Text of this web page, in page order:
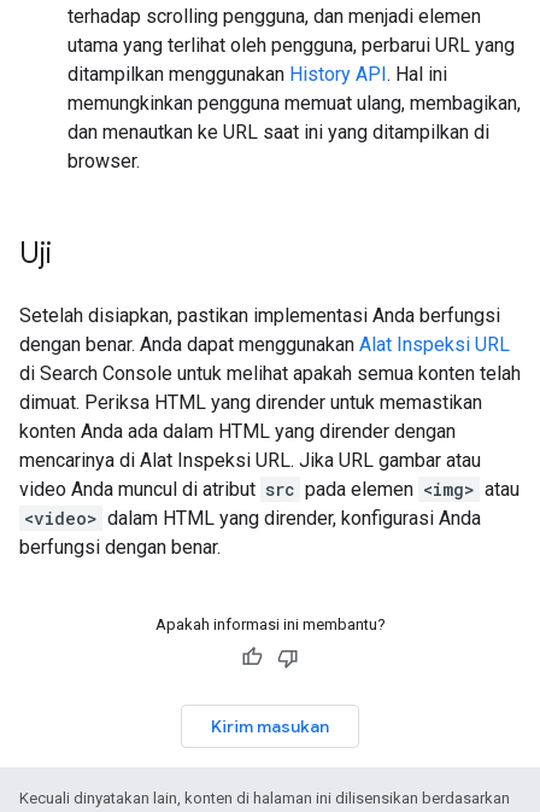
terhadap scrolling pengguna, dan menjadi elemen
utama yang terlihat oleh pengguna, perbarui URL yang
ditampilkan menggunakan History API. Hal ini
memungkinkan pengguna memuat ulang, membagikan,
dan menautkan ke URL saat ini yang ditampilkan di
browser.
Uji
Setelah disiapkan, pastikan implementasi Anda berfungsi
dengan benar. Anda dapat menggunakan Alat Inspeksi URL
di Search Console untuk melihat apakah semua konten telah
dimuat. Periksa HTML yang dirender untuk memastikan
konten Anda ada dalam HTML yang dirender dengan
mencarinya di Alat Inspeksi URL. Jika URL gambar atau
video Anda muncul di atribut src pada elemen <img> atau
<video> dalam HTML yang dirender, konfigurasi Anda
berfungsi dengan benar.
Apakah informasi ini membantu?
Kirim masukan
Kecuali dinyatakan lain, konten di halaman ini dilisensikan berdasarkan